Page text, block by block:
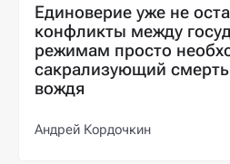
Единоверие уже не
конфликты между
режимам просто
сакрализующий
вождя
Андрей Кордочкин